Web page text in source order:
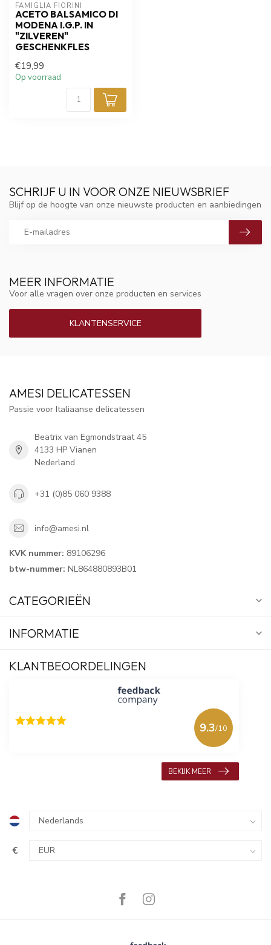
FAMIGLIA FIORINI
ACETO BALSAMICO DI
MODENA I.G.P. IN
"ZILVEREN"
GESCHENKFLES
€19,99
Op voorraad
MEER INFORMATIE
Voor alle vragen over onze producten en services
KLANTENSERVICE
SCHRIJF U IN VOOR ONZE NIEUWSBRIEF
Blijf op de hoogte van onze nieuwste producten en aanbiedingen
AMESI DELICATESSEN
Passie voor Italiaanse delicatessen
Beatrix van Egmondstraat 45
4133 HP Vianen
Nederland
+31 (0)85 060 9388
info@amesi.nl
KVK nummer: 89106296
btw-nummer: NL864880893B01
CATEGORIEËN
INFORMATIE
KLANTBEOORDELINGEN
9.3/10
BEKIJK MEER
€